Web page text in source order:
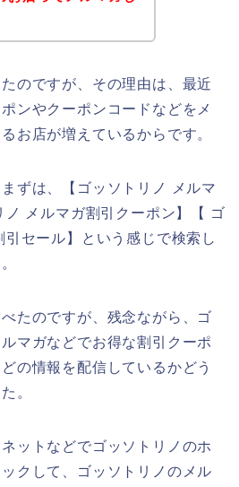
のですが、その理由は、最近
ンやクーポンコードなどをメ
お店が増えているからです。
ずは、【ゴッソトリノ メルマ
ノ メルマガ割引クーポン】【 ゴ
セール】という感じで検索し
たのですが、残念ながら、ゴ
マガなどでお得な割引クーポ
の情報を配信しているかどう
。
ットなどでゴッソトリノのホ
クして、ゴッソトリノのメル